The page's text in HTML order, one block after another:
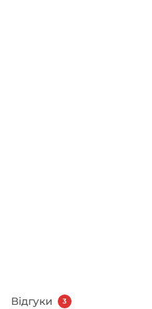
Відгуки 3